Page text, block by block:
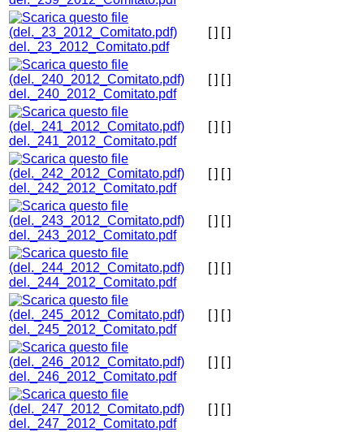
del._23_2012_Comitato.pdf
[ ] [ ]
del._240_2012_Comitato.pdf
[ ] [ ]
del._241_2012_Comitato.pdf
[ ] [ ]
del._242_2012_Comitato.pdf
[ ] [ ]
del._243_2012_Comitato.pdf
[ ] [ ]
del._244_2012_Comitato.pdf
[ ] [ ]
del._245_2012_Comitato.pdf
[ ] [ ]
del._246_2012_Comitato.pdf
[ ] [ ]
del._247_2012_Comitato.pdf
[ ] [ ]